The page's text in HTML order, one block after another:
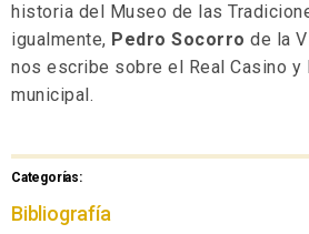
historia del Museo de las
igualmente, Pedro Socorro de la
nos escribe sobre el Real Casino y
municipal.
Categorías:
Bibliografía